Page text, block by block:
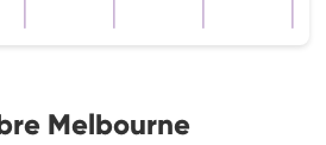
Melbourne